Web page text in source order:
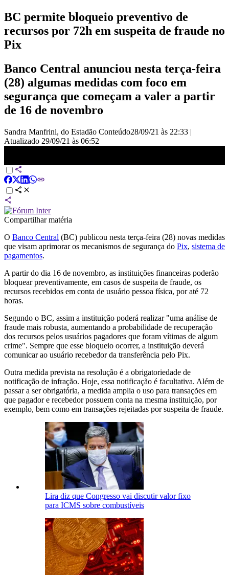
BC permite bloqueio preventivo de
recursos por 72h em suspeita de fraude no
Pix
Banco Central anunciou nesta terça-feira
(28) algumas medidas com foco em
segurança que começam a valer a partir
de 16 de novembro
Sandra Manfrini, do Estadão Conteúdo28/09/21 às 22:33 |
Atualizado 29/09/21 às 06:52
Compartilhar matéria
O Banco Central (BC) publicou nesta terça-feira (28) novas medidas
que visam aprimorar os mecanismos de segurança do Pix, sistema de
pagamentos.
A partir do dia 16 de novembro, as instituições financeiras poderão
bloquear preventivamente, em casos de suspeita de fraude, os
recursos recebidos em conta de usuário pessoa física, por até 72
horas.
Segundo o BC, assim a instituição poderá realizar "uma análise de
fraude mais robusta, aumentando a probabilidade de recuperação
dos recursos pelos usuários pagadores que foram vítimas de algum
crime". Sempre que esse bloqueio ocorrer, a instituição deverá
comunicar ao usuário recebedor da transferência pelo Pix.
Outra medida prevista na resolução é a obrigatoriedade de
notificação de infração. Hoje, essa notificação é facultativa. Além de
passar a ser obrigatória, a medida amplia o uso para transações em
que pagador e recebedor possuem conta na mesma instituição, por
exemplo, bem como em transações rejeitadas por suspeita de fraude.
Lira diz que Congresso vai discutir valor fixo
para ICMS sobre combustíveis